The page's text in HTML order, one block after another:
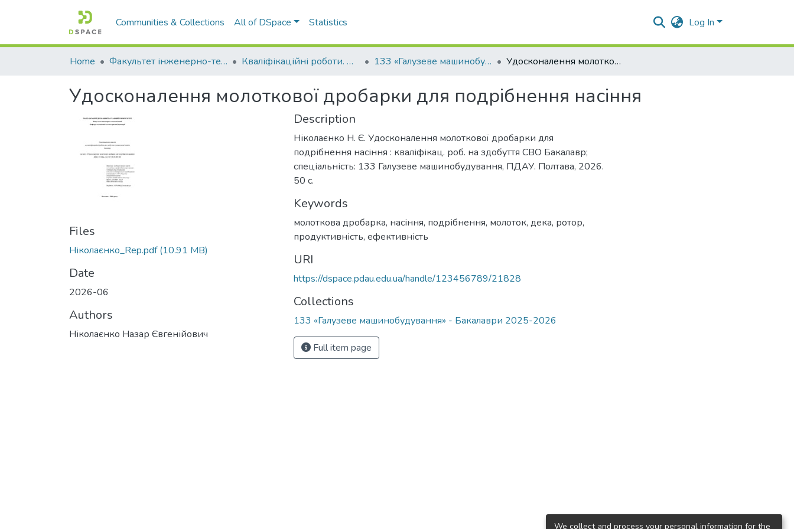
Communities & Collections All of DSpace Statistics Log In
Home Факультет інженерно-технологічний Кваліфікаційні роботи. Факультет інженерно-технологічний 133 «Галузеве машинобудування» - Бакалаври 2025-2026 Удосконалення молоткової дробарки для подрібнення насіння
Удосконалення молоткової дробарки для подрібнення насіння
Files
Ніколаєнко_Rep.pdf(10.91 MB)
Date
2026-06
Authors
Ніколаєнко Назар Євгенійович
Description
Ніколаєнко Н. Є. Удосконалення молоткової дробарки для
подрібнення насіння : кваліфікац. роб. на здобуття СВО Бакалавр;
спеціальність: 133 Галузеве машинобудування, ПДАУ. Полтава, 2026.
50 с.
Keywords
молоткова дробарка, насіння, подрібнення, молоток, дека, ротор,
продуктивність, ефективність
URI
https://dspace.pdau.edu.ua/handle/123456789/21828
Collections
133 «Галузеве машинобудування» - Бакалаври 2025-2026
Full item page
We collect and process your personal information for the